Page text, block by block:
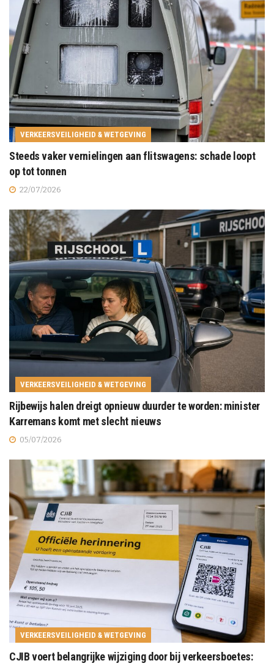
VERKEERSVEILIGHEID & WETGEVING
Steeds vaker vernielingen aan flitswagens: schade loopt
op tot tonnen
22/07/2026
VERKEERSVEILIGHEID & WETGEVING
Rijbewijs halen dreigt opnieuw duurder te worden: minister
Karremans komt met slecht nieuws
05/07/2026
VERKEERSVEILIGHEID & WETGEVING
CJIB voert belangrijke wijziging door bij verkeersboetes: